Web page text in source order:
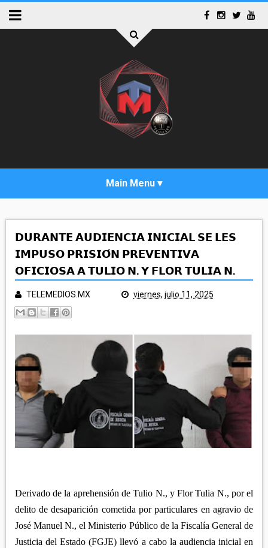
POLICÍA Y NOTA ROJA
SALUD
EDUCACIÓN
ECONOMÍA
CAMPO
ARTE Y CULTURA
TURISMO
TLAXCALA
LEGISLATIVO
JUDICIAL
MUNICIPIOS
CAPITAL
REGIÓN ORIENTE
HUAMANTLA
ATLTZAYANCA
TEQUEXQUITLA
ZITLALTEPEC
SAN JOSÉ TEACALCO
TOCATLÁN
REGIÓN CENTRO-SUR
APETATITLÁN
𝗗𝗨𝗥𝗔𝗡𝗧𝗘 𝗔𝗨𝗗𝗜𝗘𝗡𝗖𝗜𝗔 𝗜𝗡𝗜𝗖𝗜𝗔𝗟 𝗦𝗘 𝗟𝗘𝗦
𝗜𝗠𝗣𝗨𝗦𝗢 𝗣𝗥𝗜𝗦𝗜𝗢́𝗡 𝗣𝗥𝗘𝗩𝗘𝗡𝗧𝗜𝗩𝗔
𝗢𝗙𝗜𝗖𝗜𝗢𝗦𝗔 𝗔 𝗧𝗨𝗟𝗜𝗢 𝗡. 𝗬 𝗙𝗟𝗢𝗥 𝗧𝗨𝗟𝗜𝗔 𝗡.
TELEMEDIOS.MX viernes, julio 11, 2025
Derivado de la aprehensión de Tulio N., y Flor Tulia N., por el
delito de desaparición cometida por particulares en agravio de
José Manuel N., el Ministerio Público de la Fiscalía General de
Justicia del Estado (FGJE) llevó a cabo la audiencia inicial en